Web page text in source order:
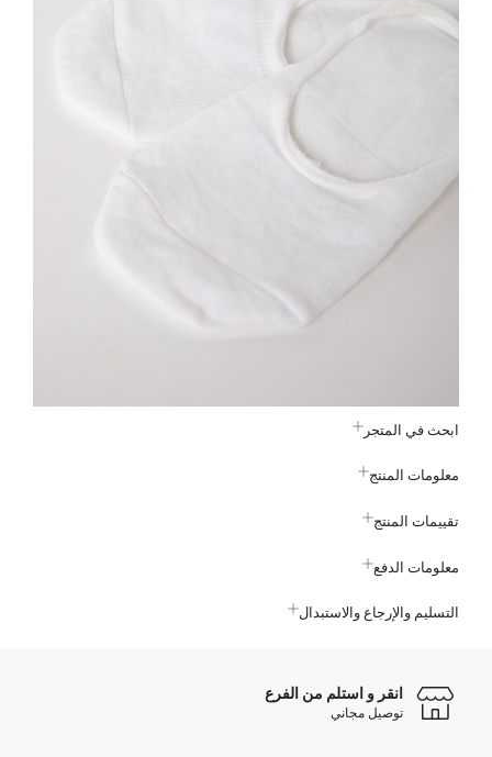
ابحث في المتجر
معلومات المنتج
تقييمات المنتج
معلومات الدفع
التسليم والإرجاع والاستبدال
انقر و استلم من الفرع
توصيل مجاني